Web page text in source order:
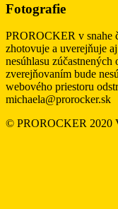
Fotografie
PROROCKER v snahe
zhotovuje a uverejňuje
nesúhlasu
zverejňovaním bude
webového priestoru
michaela@prorocker.sk
© PROROCKER 2020